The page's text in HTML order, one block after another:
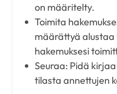
on määritelty.
Toimita
määrättyä
hakemuksesi
Seuraa: Pidä
tilasta annettujen